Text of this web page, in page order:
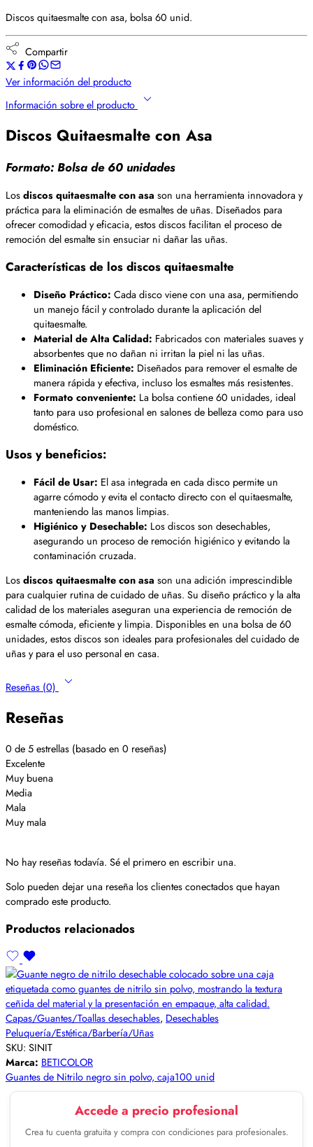
Discos quitaesmalte con asa, bolsa 60 unid.
Compartir
Ver información del producto
Información sobre el producto
Discos Quitaesmalte con Asa
Formato: Bolsa de 60 unidades
Losdiscos quitaesmalte con asa son una herramienta innovadora y
práctica para la eliminación de esmaltes de uñas. Diseñados para
ofrecer comodidad y eficacia, estos discos facilitan el proceso de
remoción del esmalte sin ensuciar ni dañar las uñas.
Características de los discos quitaesmalte
Diseño Práctico: Cada disco viene con una asa, permitiendo
un manejo fácil y controlado durante la aplicación del
quitaesmalte.
Material de Alta Calidad: Fabricados con materiales suaves y
absorbentes que no dañan ni irritan la piel ni las uñas.
Eliminación Eficiente: Diseñados para remover el esmalte de
manera rápida y efectiva, incluso los esmaltes más resistentes.
Formato conveniente: La bolsa contiene 60 unidades, ideal
tanto para uso profesional en salones de belleza como para uso
doméstico.
Usos y beneficios:
Fácil de Usar: El asa integrada en cada disco permite un
agarre cómodo y evita el contacto directo con el quitaesmalte,
manteniendo las manos limpias.
Higiénico y Desechable: Los discos son desechables,
asegurando un proceso de remoción higiénico y evitando la
contaminación cruzada.
Losdiscos quitaesmalte con asa son una adición imprescindible
para cualquier rutina de cuidado de uñas. Su diseño práctico y la alta
calidad de los materiales aseguran una experiencia de remoción de
esmalte cómoda, eficiente y limpia. Disponibles en una bolsa de 60
unidades, estos discos son ideales para profesionales del cuidado de
uñas y para el uso personal en casa.
Reseñas (0)
Reseñas
0 de 5 estrellas (basado en 0 reseñas)
Excelente
Muy buena
Media
Mala
Muy mala
No hay reseñas todavía. Sé el primero en escribir una.
Solo pueden dejar una reseña los clientes conectados que hayan
comprado este producto.
Productos relacionados
Capas/Guantes/Toallas desechables, Desechables
Peluquería/Estética/Barbería/Uñas
SKU: SINIT
Marca: BETICOLOR
Guantes de Nitrilo negro sin polvo, caja100 unid
Accede a precio profesional
Crea tu cuenta gratuita y compra con condiciones para profesionales.